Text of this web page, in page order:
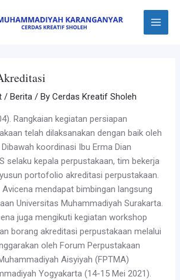
Main
Menu
/Berita / ByCerdas Kreatif Sholeh
Rangkaian kegiatan persiapan
telah dilaksanakan dengan baik oleh
koordinasi Ibu Erma Dian
selaku kepala perpustakaan, tim bekerja
portofolio akreditasi perpustakaan.
mendapat bimbingan langsung
Universitas Muhammadiyah Surakarta.
juga mengikuti kegiatan workshop
borang akreditasi perpustakaan melalui
oleh Forum Perpustakaan
Aisyiyah (FPTMA)
Yogyakarta (14-15 Mei 2021).